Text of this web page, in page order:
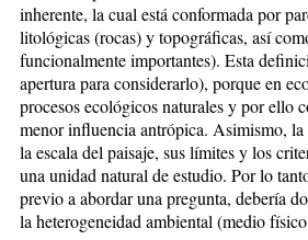
inherente, la cual está conformada por
litológicas (rocas) y topográficas, así
funcionalmente importantes). Esta
apertura para considerarlo), porque en
procesos ecológicos naturales y por ello
menor influencia antrópica. Asimismo,
la escala del paisaje, sus límites y los
una unidad natural de estudio. Por lo
previo a abordar una pregunta, debería
la heterogeneidad ambiental (medio